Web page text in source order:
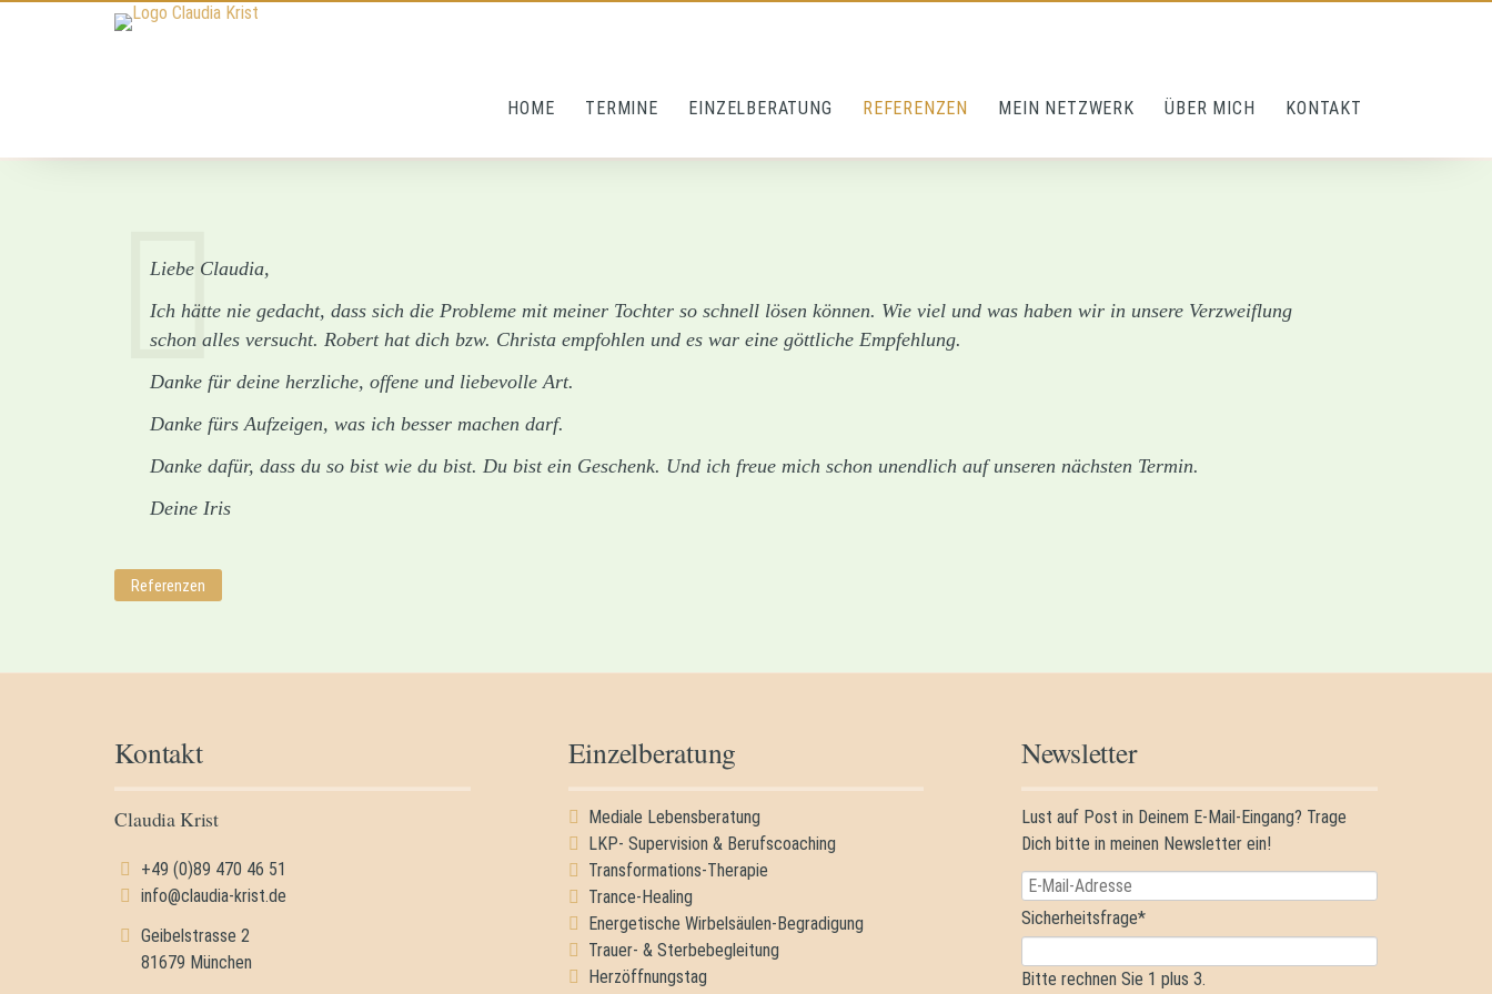
HOME
TERMINE EINZELBERATUNG REFERENZEN MEIN NETZWERK ÜBER MICH KONTAKT
Liebe Claudia,
Ich hätte nie gedacht, dass sich die Probleme mit meiner Tochter so schnell lösen können. Wie viel und was haben wir in unsere Verzweiflung
schon alles versucht. Robert hat dich bzw. Christa empfohlen und es war eine göttliche Empfehlung.
Danke für deine herzliche, offene und liebevolle Art.
Danke fürs Aufzeigen, was ich besser machen darf.
Danke dafür, dass du so bist wie du bist. Du bist ein Geschenk. Und ich freue mich schon unendlich auf unseren nächsten Termin.
Deine Iris
Referenzen
Kontakt
Claudia Krist
+49 (0)89 470 46 51
info@claudia-krist.de
Geibelstrasse 2
81679 München
Einzelberatung
Mediale Lebensberatung
LKP- Supervision & Berufscoaching
Transformations-Therapie
Trance-Healing
Energetische Wirbelsäulen-Begradigung
Trauer- & Sterbebegleitung
Herzöffnungstag
Newsletter
Lust auf Post in Deinem E-Mail-Eingang? Trage
Dich bitte in meinen Newsletter ein!
E-
Mail-
Adresse
Pflichtfeld
Sicherheitsfrage*
Bitte rechnen Sie 1 plus 3.